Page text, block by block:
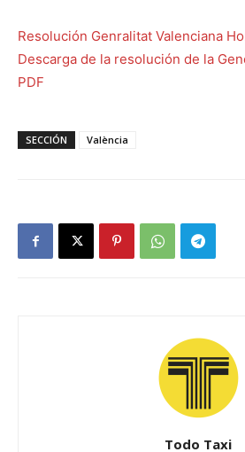
Resolución Genralitat Valenciana
Descarga de la resolución de la
PDF
SECCIÓN València
Todo Taxi